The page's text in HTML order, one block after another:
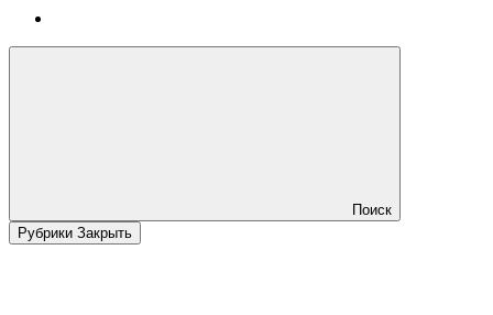
Поиск
Рубрики Закрыть